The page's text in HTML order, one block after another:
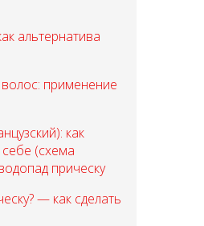
альтернатива
применение
как
(схема
прическу
— как сделать